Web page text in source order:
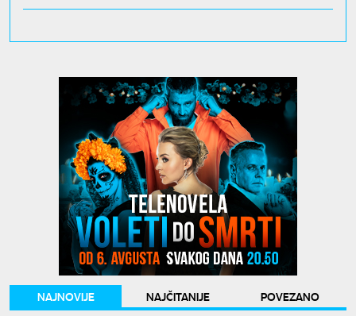
NAJNOVIJE NAJČITANIJE
POVEZANO